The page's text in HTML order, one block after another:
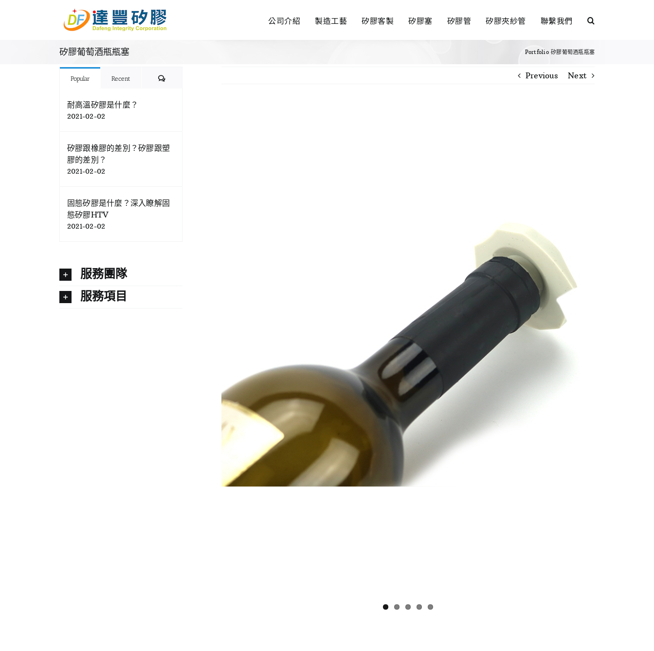
公司介紹 製造工藝 矽膠客製 矽膠塞 矽膠管 矽膠夾紗管 聯繫我們
矽膠葡萄酒瓶瓶塞 Portfolio 矽膠葡萄酒瓶瓶塞
Previous Next
Popular Recent Comments
耐高溫矽膠是什麼？
2021-02-02
矽膠跟橡膠的差別？矽膠跟塑
膠的差別？
2021-02-02
固態矽膠是什麼？深入瞭解固
態矽膠HTV
2021-02-02
服務團隊
服務項目